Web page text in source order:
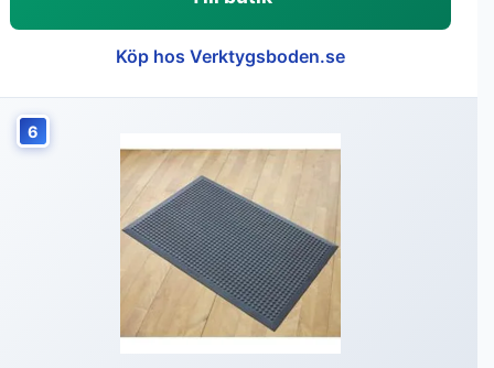
Köp hos Verktygsboden.se
6